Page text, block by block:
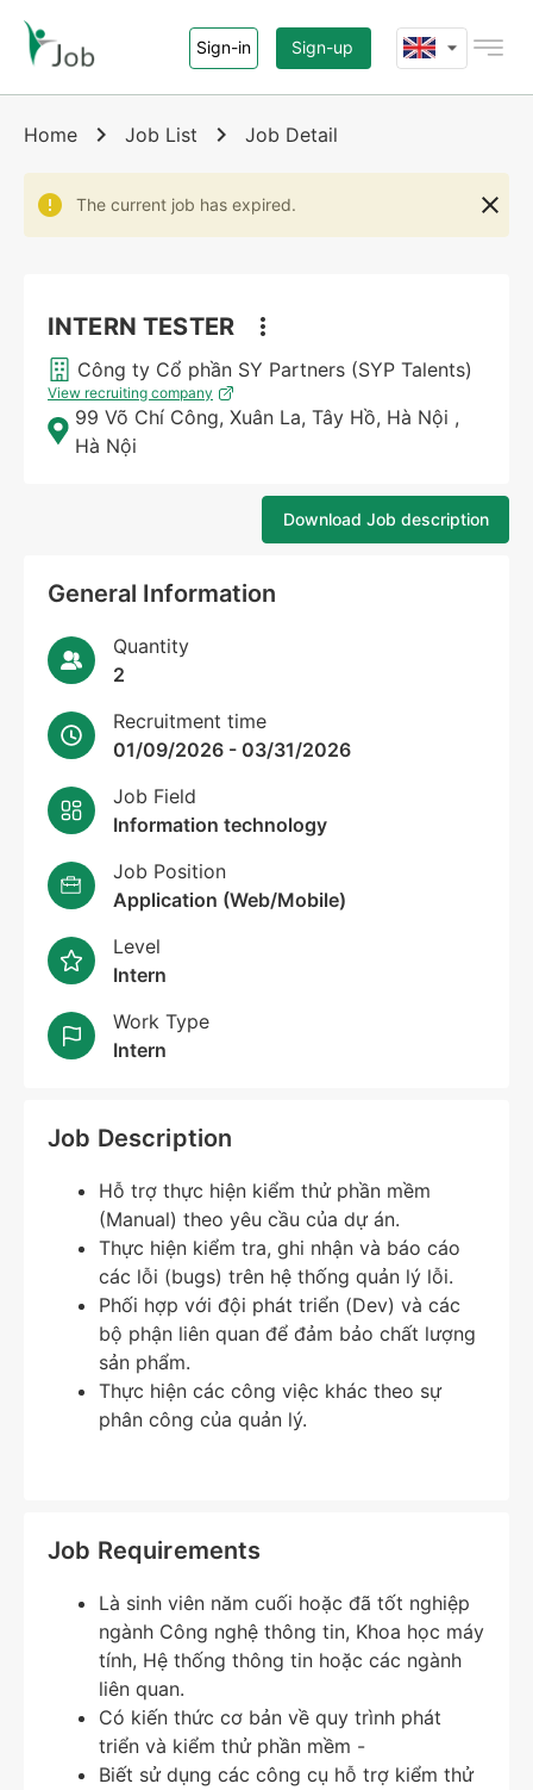
Sign-in Sign-up
Home
Jobs
About i-Job.vn
Contact
Home Job List Job Detail
The current job has expired.
INTERN TESTER
Công ty Cổ phần SY Partners (SYP Talents)
View recruiting company
99 Võ Chí Công, Xuân La, Tây Hồ, Hà Nội ,
Hà Nội
Download Job description
General Information
Quantity
2
Recruitment time
01/09/2026 - 03/31/2026
Job Field
Information technology
Job Position
Application (Web/Mobile)
Level
Intern
Work Type
Intern
Job Description
Hỗ trợ thực hiện kiểm thử phần mềm
(Manual) theo yêu cầu của dự án.
Thực hiện kiểm tra, ghi nhận và báo cáo
các lỗi (bugs) trên hệ thống quản lý lỗi.
Phối hợp với đội phát triển (Dev) và các
bộ phận liên quan để đảm bảo chất lượng
sản phẩm.
Thực hiện các công việc khác theo sự
phân công của quản lý.
Job Requirements
Là sinh viên năm cuối hoặc đã tốt nghiệp
ngành Công nghệ thông tin, Khoa học máy
tính, Hệ thống thông tin hoặc các ngành
liên quan.
Có kiến thức cơ bản về quy trình phát
triển và kiểm thử phần mềm -
Biết sử dụng các công cụ hỗ trợ kiểm thử